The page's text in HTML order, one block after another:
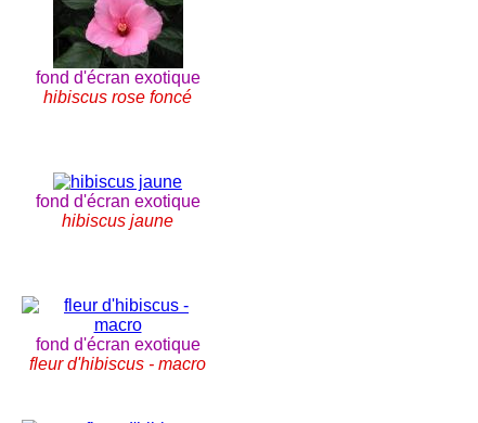
fond d'écran exotique
hibiscus rose foncé
fond d'écran exotique
hibiscus jaune
fond d'écran exotique
fleur d'hibiscus - macro